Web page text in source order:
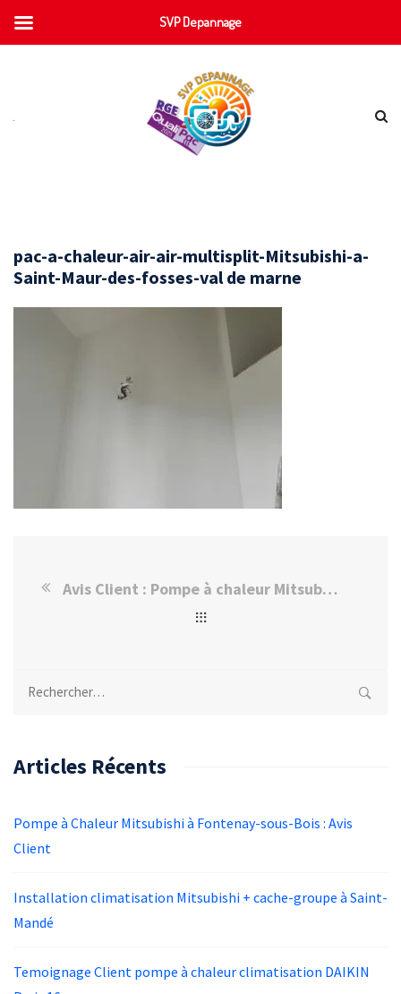
pac-a-chaleur-air-air-multisplit-Mitsubishi-a-
Saint-Maur-des-fosses-val de marne
Avis Client : Pompe à chaleur Mitsubishi à Saint-Maur des fossés
Rechercher :
Articles Récents
Pompe à Chaleur Mitsubishi à Fontenay-sous-Bois : Avis
Client
Installation climatisation Mitsubishi + cache-groupe à Saint-
Mandé
Temoignage Client pompe à chaleur climatisation DAIKIN
SVP Depannage